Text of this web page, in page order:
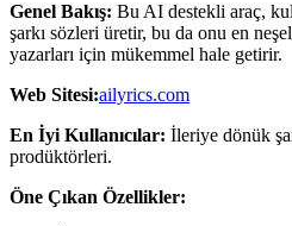
Genel Bakış: Bu AI destekli araç,
şarkı sözleri üretir, bu da onu en
yazarları için mükemmel hale getirir.
Web Sitesi:ailyrics.com
En İyi Kullanıcılar: İleriye dönük
prodüktörleri.
Öne Çıkan Özellikler: